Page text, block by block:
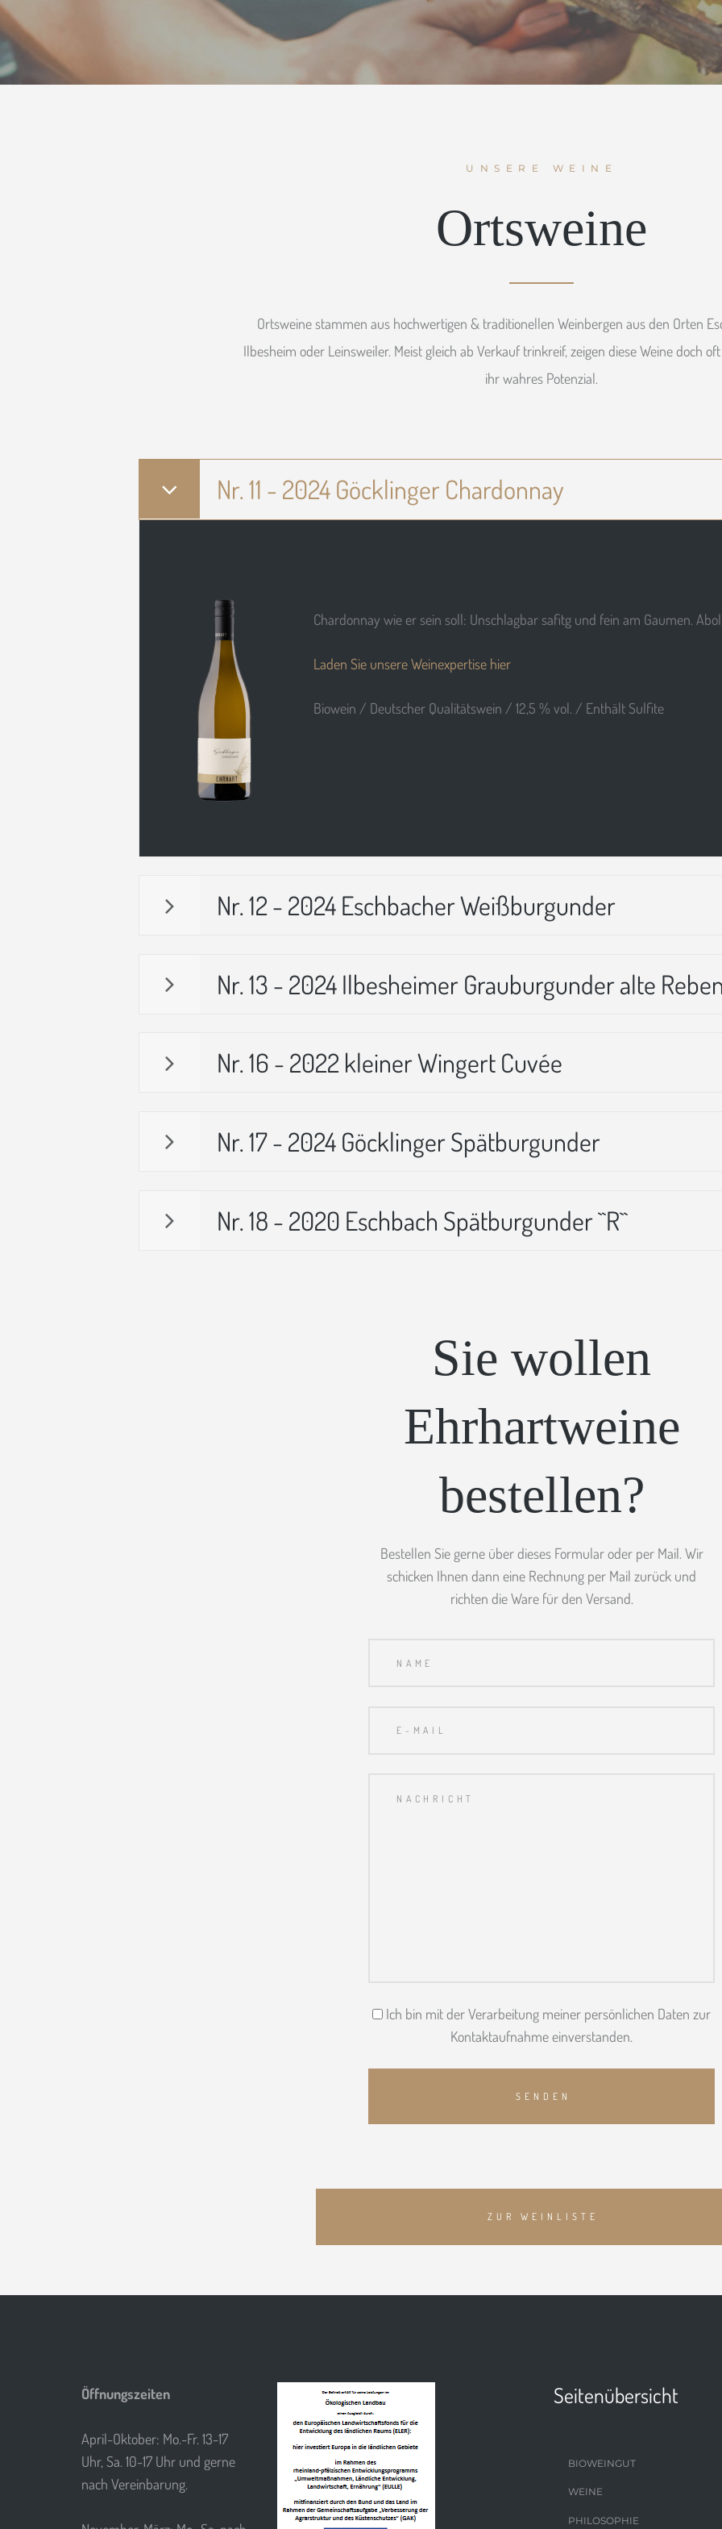
UNSERE WEINE
Ortsweine
Ortsweine stammen aus hochwertigen & traditionellen Weinbergen aus den Orten
Ilbesheim oder Leinsweiler. Meist gleich ab Verkauf trinkreif, zeigen diese Weine doch
ihr wahres Potenzial.
Nr. 11 - 2024 Göcklinger Chardonnay
Chardonnay wie er sein soll: Unschlagbar safitg und fein am Gaumen.
Laden Sie unsere Weinexpertise hier
Biowein / Deutscher Qualitätswein / 12,5 % vol. / Enthält Sulfite
Nr. 12 - 2024 Eschbacher Weißburgunder
Nr. 13 - 2024 Ilbesheimer Grauburgunder alte
Nr. 16 - 2022 kleiner Wingert Cuvée
Nr. 17 - 2024 Göcklinger Spätburgunder
Nr. 18 - 2020 Eschbach Spätburgunder ``R``
Sie wollen
Ehrhartweine
bestellen?
Bestellen Sie gerne über dieses Formular oder per Mail. Wir
schicken Ihnen dann eine Rechnung per Mail zurück und
richten die Ware für den Versand.
Ich bin mit der Verarbeitung meiner persönlichen Daten zur
Kontaktaufnahme einverstanden.
SENDEN
ZUR WEINLISTE
Öffnungszeiten
April-Oktober: Mo.-Fr. 13-17
Uhr, Sa. 10-17 Uhr und gerne
nach Vereinbarung.
Seitenübersicht
BIOWEINGUT
WEINE
PHILOSOPHIE